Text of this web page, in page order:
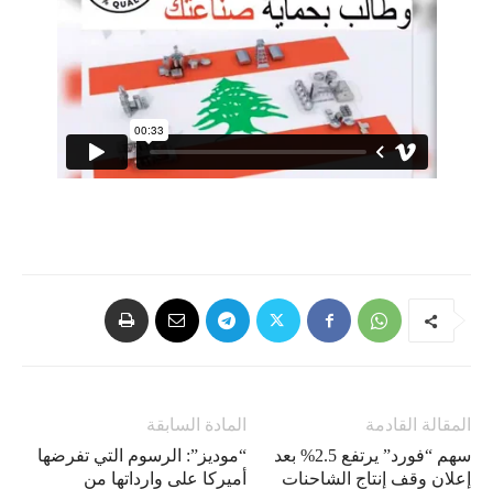
المادة السابقة
“موديز”: الرسوم التي تفرضها
أميركا على وارداتها من
المقالة القادمة
سهم “فورد” يرتفع 2.5% بعد
إعلان وقف إنتاج الشاحنات